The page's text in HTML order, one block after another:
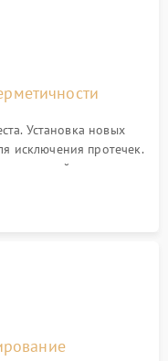
Установка новых
исключения протечек.
системы,
поплавка.